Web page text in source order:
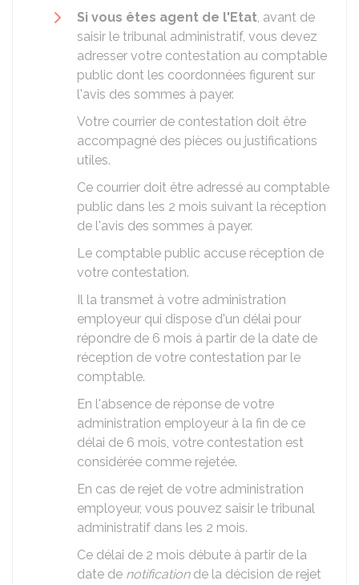
Si vous êtes agent de l'Etat, avant de
saisir le tribunal administratif, vous devez
adresser votre contestation au comptable
public dont les coordonnées figurent sur
l'avis des sommes à payer.
Votre courrier de contestation doit être
accompagné des pièces ou justifications
utiles.
Ce courrier doit être adressé au comptable
public dans les 2 mois suivant la réception
de l'avis des sommes à payer.
Le comptable public accuse réception de
votre contestation.
Il la transmet à votre administration
employeur qui dispose d'un délai pour
répondre de 6 mois à partir de la date de
réception de votre contestation par le
comptable.
En l'absence de réponse de votre
administration employeur à la fin de ce
délai de 6 mois, votre contestation est
considérée comme rejetée.
En cas de rejet de votre administration
employeur, vous pouvez saisir le tribunal
administratif dans les 2 mois.
Ce délai de 2 mois débute à partir de la
date de notificationde la décision de rejet